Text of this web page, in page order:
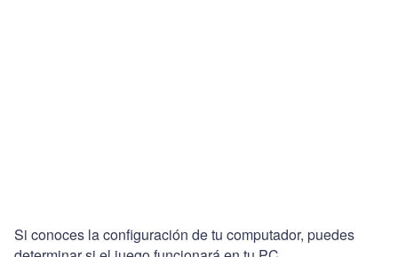
Si conoces la configuración de tu computador, puedes